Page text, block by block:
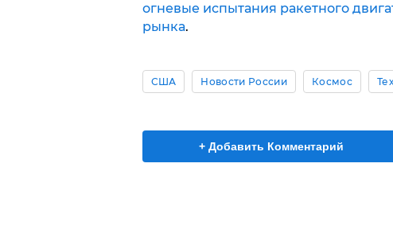
огневые испытания ракетного
рынка.
США Новости России Космос
+ Добавить Комментарий